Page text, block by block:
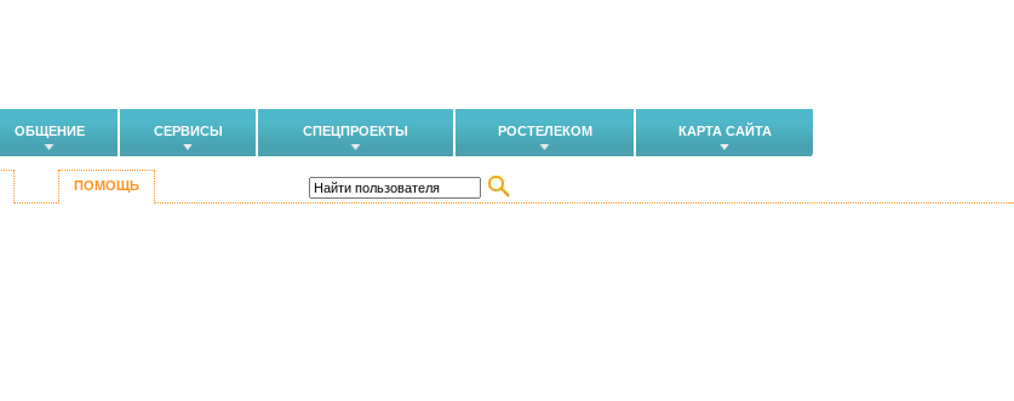
ОБЩЕНИЕ СЕРВИСЫ СПЕЦПРОЕКТЫ РОСТЕЛЕКОМ КАРТА САЙТА
ПОМОЩЬ